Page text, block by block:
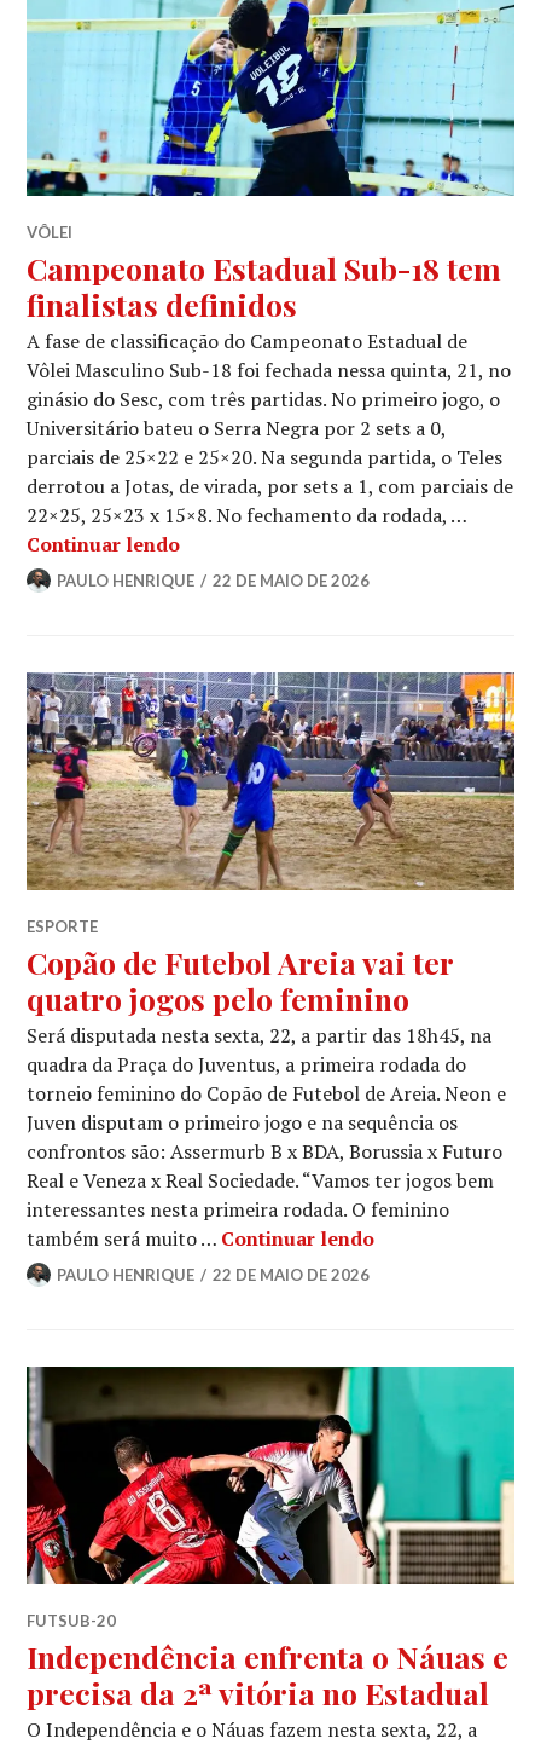
VÔLEI
Campeonato Estadual Sub-18 tem
finalistas definidos
A fase de classificação do Campeonato Estadual de
Vôlei Masculino Sub-18 foi fechada nessa quinta, 21, no
ginásio do Sesc, com três partidas. No primeiro jogo, o
Universitário bateu o Serra Negra por 2 sets a 0,
parciais de 25×22 e 25×20. Na segunda partida, o Teles
derrotou a Jotas, de virada, por sets a 1, com parciais de
22×25, 25×23 x 15×8. No fechamento da rodada, …
Continuar lendo
PAULO HENRIQUE 22 DE MAIO DE 2026
ESPORTE
Copão de Futebol Areia vai ter
quatro jogos pelo feminino
Será disputada nesta sexta, 22, a partir das 18h45, na
quadra da Praça do Juventus, a primeira rodada do
torneio feminino do Copão de Futebol de Areia. Neon e
Juven disputam o primeiro jogo e na sequência os
confrontos são: Assermurb B x BDA, Borussia x Futuro
Real e Veneza x Real Sociedade. “Vamos ter jogos bem
interessantes nesta primeira rodada. O feminino
também será muito … Continuar lendo
PAULO HENRIQUE 22 DE MAIO DE 2026
FUTSUB-20
Independência enfrenta o Náuas e
precisa da 2ª vitória no Estadual
O Independência e o Náuas fazem nesta sexta, 22, a